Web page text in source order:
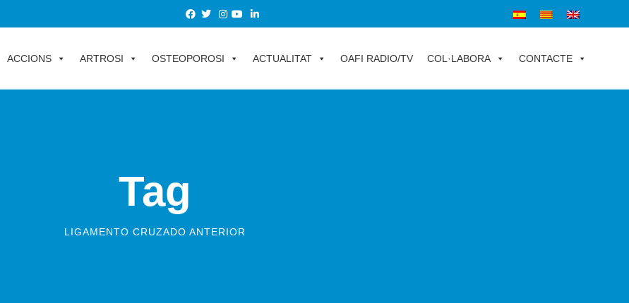
ACCIONS ARTROSI OSTEOPOROSI ACTUALITAT OAFI RADIO/TV COL·LABORA CONTACTE
Tag
LIGAMENTO CRUZADO ANTERIOR